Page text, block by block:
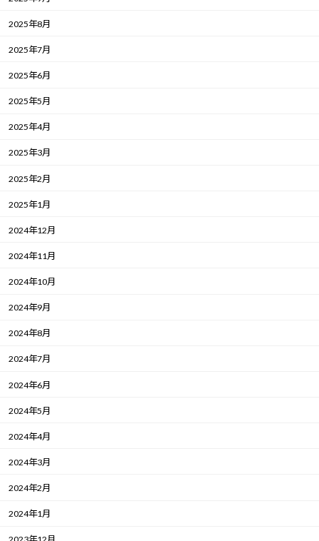
2025年8月
2025年7月
2025年6月
2025年5月
2025年4月
2025年3月
2025年2月
2025年1月
2024年12月
2024年11月
2024年10月
2024年9月
2024年8月
2024年7月
2024年6月
2024年5月
2024年4月
2024年3月
2024年2月
2024年1月